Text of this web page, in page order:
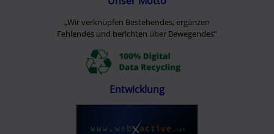
„Wir verknüpfen Bestehendes, ergänzen
Fehlendes und berichten über Bewegendes”
Entwicklung